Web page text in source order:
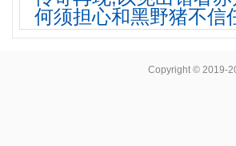
何须担心和黑野猪不信
Copyright © 2019-